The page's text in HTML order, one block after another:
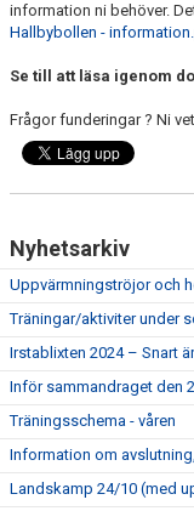
PARTNERS
ARKIV
SAMMANDRAG 22/2
information ni behöver.
Hallbybollen -
Se till att läsa igenom
Frågor funderingar ? Ni
Nyhetsarkiv
Uppvärmningströjor och
Träningar/aktiviter under
Irstablixten 2024 – Snart
Inför sammandraget den
Träningsschema - våren
Information om
Landskamp 24/10 (med